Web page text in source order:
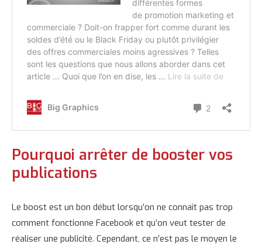
Pourquoi arrêter de booster vos
publications
Le boost est un bon début lorsqu’on ne connaît pas trop
comment fonctionne Facebook et qu’on veut tester de
réaliser une publicité. Cependant, ce n’est pas le moyen le